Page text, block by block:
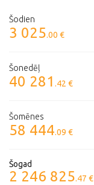
Šodien
3 025.00 €
Šonedēļ
40 281 .42 €
Šomēnes
58 444.09 €
Šogad
2 246 825.47 €